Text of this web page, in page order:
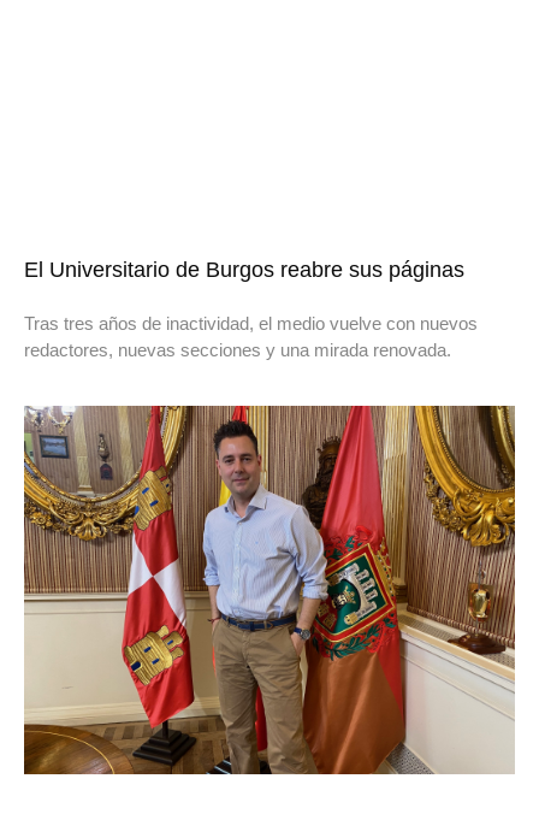
El Universitario de Burgos reabre sus páginas
Tras tres años de inactividad, el medio vuelve con nuevos
redactores, nuevas secciones y una mirada renovada.